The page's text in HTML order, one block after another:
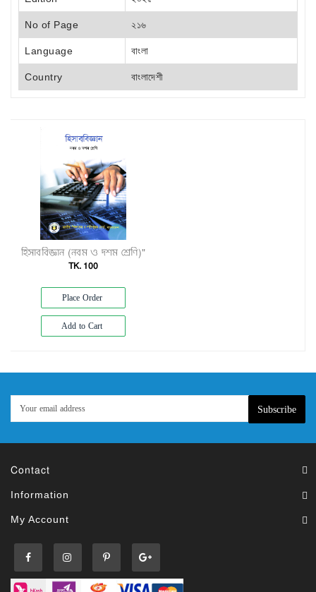
No of Page ২১৬
Language বাংলা
Country বাংলাদেশী
হিসাববিজ্ঞান (নবম ও দশম শ্রেণি)"
TK. 100
Place Order
Add to Cart
Subscribe
Contact
Information
My Account